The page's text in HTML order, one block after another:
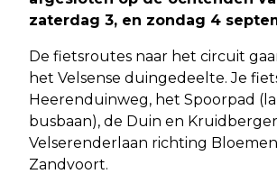
zaterdag 3, en zondag 4
De fietsroutes naar het circuit
het Velsense duingedeelte. Je
Heerenduinweg, het Spoorpad
busbaan), de Duin en
Velserenderlaan richting
Zandvoort.